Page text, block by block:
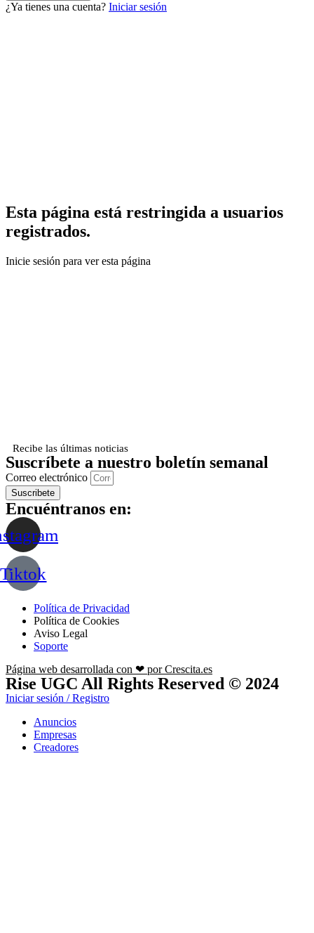
¿Ya tienes una cuenta? Iniciar sesión
Esta página está restringida a usuarios
registrados.
Inicie sesión para ver esta página
Recibe las últimas noticias
Suscríbete a nuestro boletín semanal
Correo electrónico
Suscribete
Encuéntranos en:
Tiktok
Política de Privacidad
Política de Cookies
Aviso Legal
Soporte
Página web desarrollada con ❤ por Crescita.es
Rise UGC All Rights Reserved © 2024
Iniciar sesión / Registro
Anuncios
Empresas
Creadores